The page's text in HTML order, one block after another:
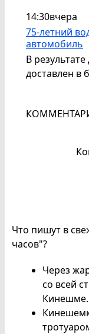
14:30вчера
75-летний
автомобиль
В
доставлен в
Что пишут в
часов"?
Через
со всей
Кинешме.